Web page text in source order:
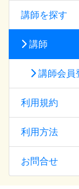
講師を探す
講師
講師会員
利用規約
利用方法
お問合せ